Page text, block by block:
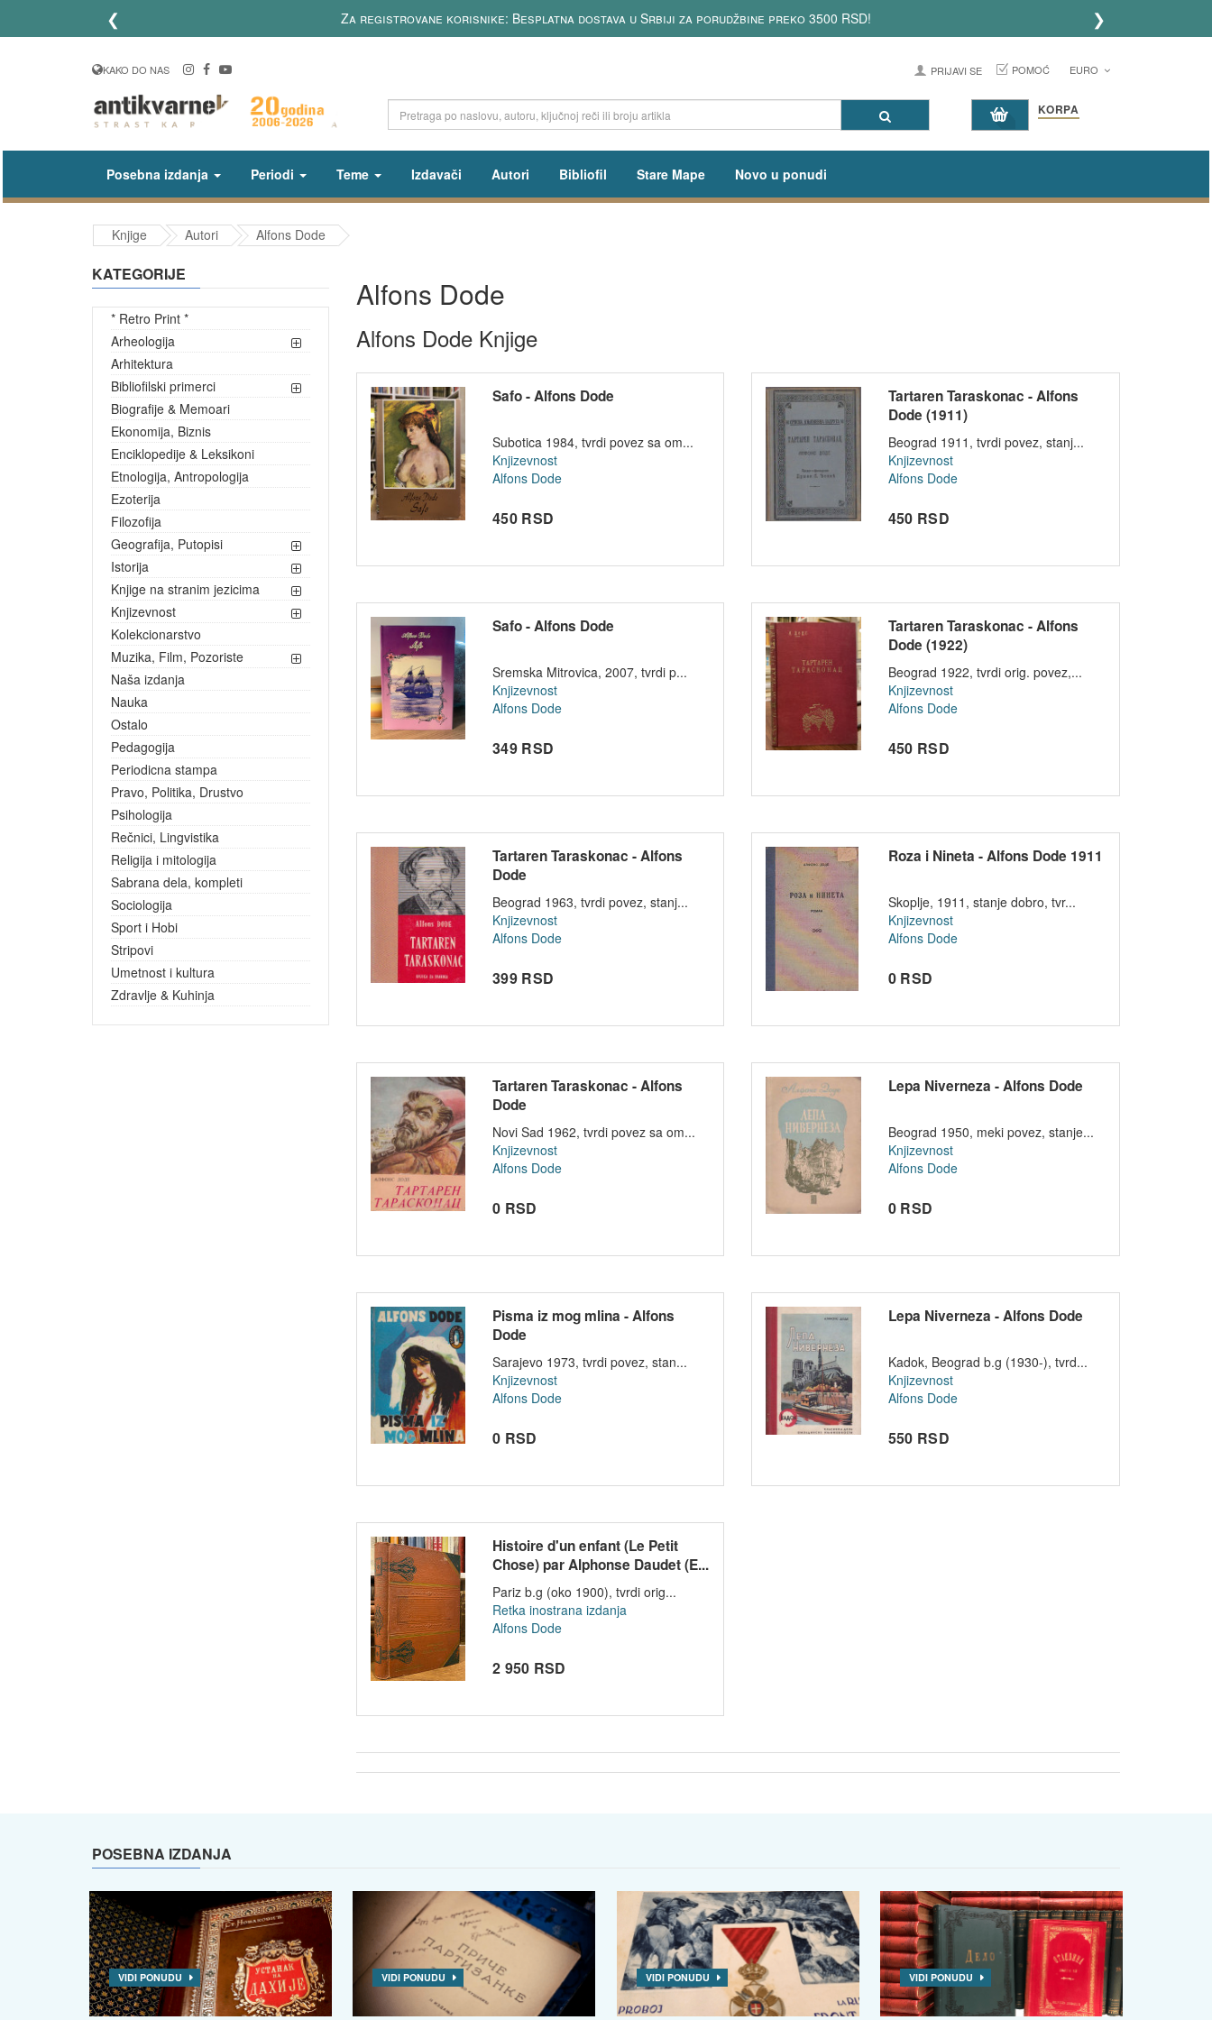
❮ Za registrovane korisnike: Besplatna dostava u Srbiji za porudžbine preko 3500 RSD! ❯
KAKO DO NAS PRIJAVI SE POMOĆ EURO
KORPA
Posebna izdanja Periodi Teme Izdavači Autori Bibliofil Stare Mape Novo u ponudi
Knjige Autori Alfons Dode
KATEGORIJE
* Retro Print *
Arheologija
Arhitektura
Bibliofilski primerci
Biografije & Memoari
Ekonomija, Biznis
Enciklopedije & Leksikoni
Etnologija, Antropologija
Ezoterija
Filozofija
Geografija, Putopisi
Istorija
Knjige na stranim jezicima
Knjizevnost
Kolekcionarstvo
Muzika, Film, Pozoriste
Naša izdanja
Nauka
Ostalo
Pedagogija
Periodicna stampa
Pravo, Politika, Drustvo
Psihologija
Rečnici, Lingvistika
Religija i mitologija
Sabrana dela, kompleti
Sociologija
Sport i Hobi
Stripovi
Umetnost i kultura
Zdravlje & Kuhinja
Alfons Dode
Alfons Dode Knjige
Safo - Alfons Dode
Subotica 1984, tvrdi povez sa om...
Knjizevnost
Alfons Dode
450 RSD
Tartaren Taraskonac - Alfons
Dode (1911)
Beograd 1911, tvrdi povez, stanj...
Knjizevnost
Alfons Dode
450 RSD
Safo - Alfons Dode
Sremska Mitrovica, 2007, tvrdi p...
Knjizevnost
Alfons Dode
349 RSD
Tartaren Taraskonac - Alfons
Dode (1922)
Beograd 1922, tvrdi orig. povez,...
Knjizevnost
Alfons Dode
450 RSD
Tartaren Taraskonac - Alfons
Dode
Beograd 1963, tvrdi povez, stanj...
Knjizevnost
Alfons Dode
399 RSD
Roza i Nineta - Alfons Dode 1911
Skoplje, 1911, stanje dobro, tvr...
Knjizevnost
Alfons Dode
0 RSD
Tartaren Taraskonac - Alfons
Dode
Novi Sad 1962, tvrdi povez sa om...
Knjizevnost
Alfons Dode
0 RSD
Lepa Niverneza - Alfons Dode
Beograd 1950, meki povez, stanje...
Knjizevnost
Alfons Dode
0 RSD
Pisma iz mog mlina - Alfons
Dode
Sarajevo 1973, tvrdi povez, stan...
Knjizevnost
Alfons Dode
0 RSD
Lepa Niverneza - Alfons Dode
Kadok, Beograd b.g (1930-), tvrd...
Knjizevnost
Alfons Dode
550 RSD
Histoire d'un enfant (Le Petit
Chose) par Alphonse Daudet (E...
Pariz b.g (oko 1900), tvrdi orig...
Retka inostrana izdanja
Alfons Dode
2 950 RSD
POSEBNA IZDANJA
VIDI PONUDU VIDI PONUDU VIDI PONUDU VIDI PONUDU